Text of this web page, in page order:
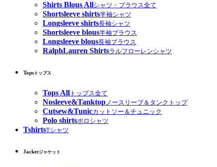
Shirts Blous Allシャツ・ブラウス全て
Shortsleeve shirts半袖シャツ
Longsleeve shirts長袖シャツ
Shortsleeve blous半袖ブラウス
Longsleeve blous長袖ブラウス
RalphLauren Shirtsラルフローレンシャツ
Tops トップス
Tops All トップス全て
Nosleeve&Tanktopノースリーブ＆タンクトップ
Cutsew&Tunicカットソー＆チュニック
Polo shirtsポロシャツ
TshirtsTシャツ
Jacketジャケット